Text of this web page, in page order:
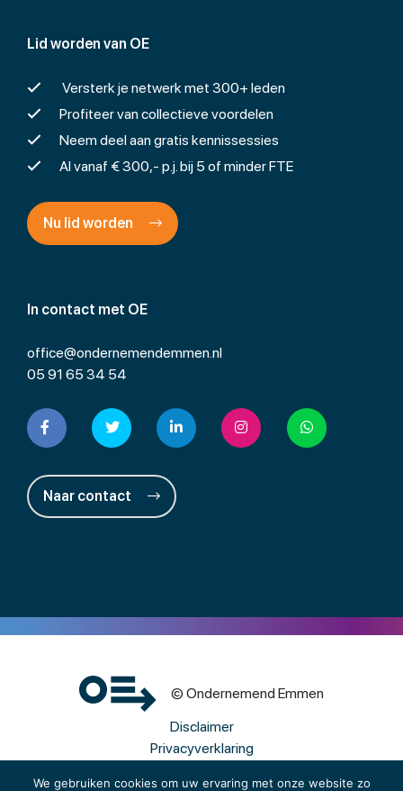
We gebruiken cookies om uw ervaring met onze website zo
In contact met OE
office@ondernemendemmen.nl
05 91 65 34 54
Naar contact
Lid worden van OE
Versterk je netwerk met 300+ leden
Profiteer van collectieve voordelen
Neem deel aan gratis kennissessies
Al vanaf € 300,- p.j. bij 5 of minder FTE
Nu lid worden
© Ondernemend Emmen
Disclaimer
Privacyverklaring